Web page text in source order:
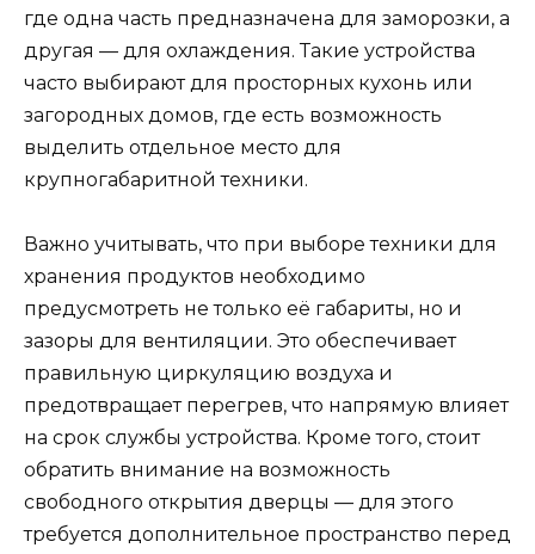
где одна часть предназначена для заморозки, а
другая — для охлаждения. Такие устройства
часто выбирают для просторных кухонь или
загородных домов, где есть возможность
выделить отдельное место для
крупногабаритной техники.
Важно учитывать, что при выборе техники для
хранения продуктов необходимо
предусмотреть не только её габариты, но и
зазоры для вентиляции. Это обеспечивает
правильную циркуляцию воздуха и
предотвращает перегрев, что напрямую влияет
на срок службы устройства. Кроме того, стоит
обратить внимание на возможность
свободного открытия дверцы — для этого
требуется дополнительное пространство перед